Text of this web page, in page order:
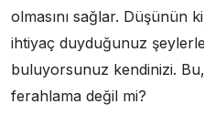
olmasını sağlar. Düşünün
ihtiyaç duyduğunuz
buluyorsunuz kendinizi.
ferahlama değil mi?